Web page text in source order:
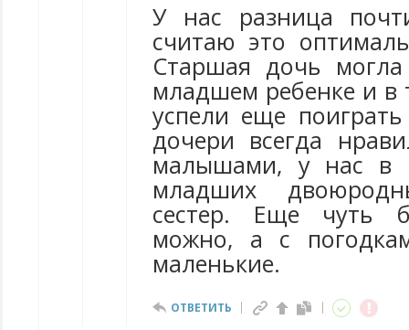
У нас разница
считаю это
Старшая дочь
младшем ребенке и в
успели еще
дочери всегда
малышами, у нас в
младших
сестер. Еще чуть
можно, а с
маленькие.
ОТВЕТИТЬ